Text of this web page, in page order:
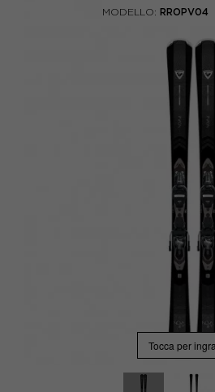
MODELLO: RROPV04
Tocca per